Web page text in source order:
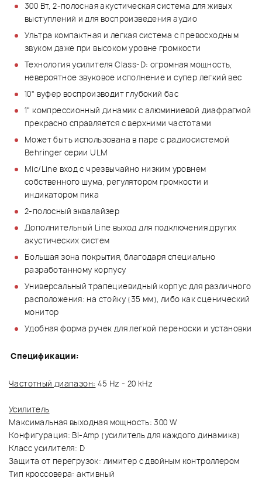
300 Вт, 2-полосная акустическая система для живых
выступлений и для воспроизведения аудио
Ультра компактная и легкая система с превосходным
звуком даже при высоком уровне громкости
Технология усилителя Class-D: огромная мощность,
невероятное звуковое исполнение и супер легкий вес
10" вуфер воспроизводит глубокий бас
1" компрессионный динамик с алюминиевой диафрагмой
прекрасно справляется с верхними частотами
Может быть использована в паре с радиосистемой
Behringer серии ULM
Mic/Line вход с чрезвычайно низким уровнем
собственного шума, регулятором громкости и
индикатором пика
2-полосный эквалайзер
Дополнительный Line выход для подключения других
акустических систем
Большая зона покрытия, благодаря специально
разработанному корпусу
Универсальный трапециевидный корпус для различного
расположения: на стойку (35 мм), либо как сценический
монитор
Удобная форма ручек для легкой переноски и установки
Спецификации:
Частотный диапазон: 45 Hz - 20 kHz
Усилитель
Максимальная выходная мощность: 300 W
Конфигурация: BI-Amp (усилитель для каждого динамика)
Класс усилителя: D
Защита от перегрузок: лимитер с двойным контроллером
Тип кроссовера: активный